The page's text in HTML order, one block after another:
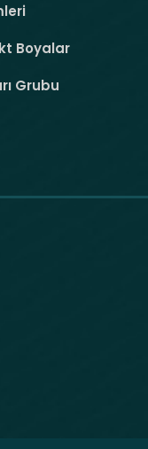
Boyalar
Grubu